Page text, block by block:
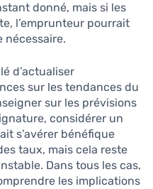
donné, mais si les
l’emprunteur pourrait
nécessaire.
d’actualiser
sur les tendances du
sur les prévisions
considérer un
s’avérer bénéfique
taux, mais cela reste
Dans tous les cas,
les implications